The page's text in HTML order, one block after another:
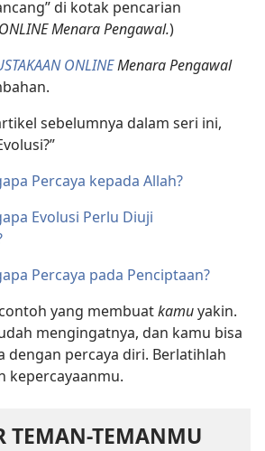
di kotak pencarian
ONLINE Menara Pengawal.)
ONLINEMenara Pengawal
sebelumnya dalam seri ini,
Percaya kepada Allah?
Evolusi Perlu Diuji
Percaya pada Penciptaan?
yang membuatkamuyakin.
mengingatnya, dan kamu bisa
dengan percaya diri. Berlatihlah
kepercayaanmu.
TEMAN-TEMANMU